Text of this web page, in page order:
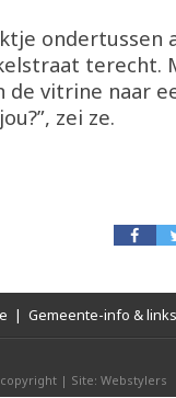
ondertussen
terecht.
de vitrine naar
zei ze.
| Gemeente-info & links
| Site: Webstylers